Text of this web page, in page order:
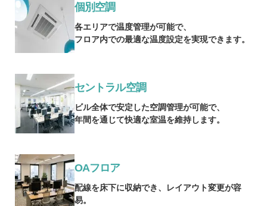
個別空調
各エリアで温度管理が可能で、
フロア内での最適な温度設定を実現できます。
セントラル空調
ビル全体で安定した空調管理が可能で、
年間を通じて快適な室温を維持します。
OAフロア
配線を床下に収納でき、レイアウト変更が容
易。